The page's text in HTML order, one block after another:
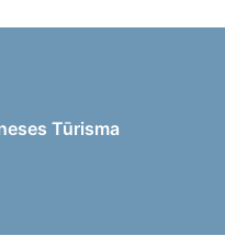
Tūrisma